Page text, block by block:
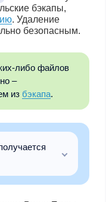
бэкапы,
. Удаление
безопасным.
либо файлов
–
из бэкапа.